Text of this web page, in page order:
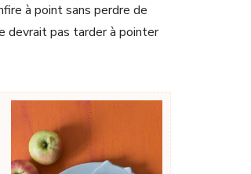
à point sans perdre de
devrait pas tarder à pointer